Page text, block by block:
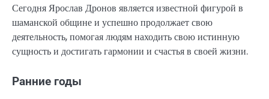
Сегодня Ярослав Дронов является известной фигурой в
шаманской общине и успешно продолжает свою
деятельность, помогая людям находить свою истинную
сущность и достигать гармонии и счастья в своей жизни.
Ранние годы